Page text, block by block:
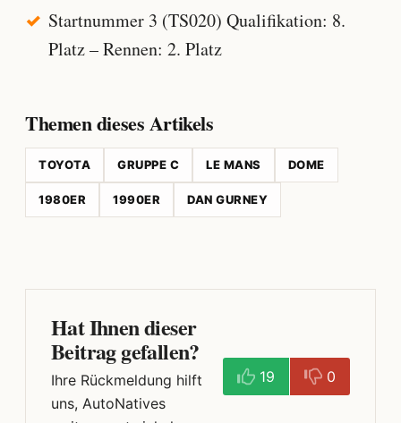
Startnummer 3 (TS020) Qualifikation: 8.
Platz – Rennen: 2. Platz
Themen dieses Artikels
TOYOTA GRUPPE C LE MANS DOME
1980ER 1990ER DAN GURNEY
Hat Ihnen dieser
Beitrag gefallen?
Ihre Rückmeldung hilft
uns, AutoNatives
19 0